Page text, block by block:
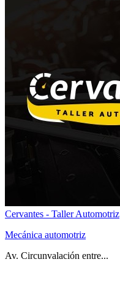
Cervantes - Taller Automotriz
Mecánica automotriz
Av. Circunvalación entre...